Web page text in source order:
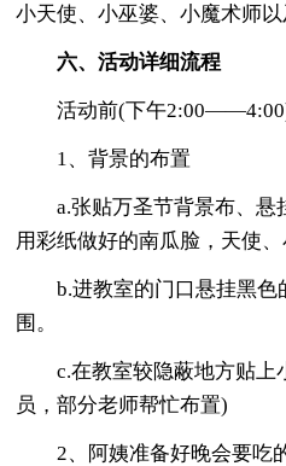
小天使、小巫婆、小魔术师以
六、活动详细流程
活动前(下午
1、背景的布置
a.张贴万圣节背景布、悬
用彩纸做好的南瓜脸，天使、
b.进教室的门口悬挂黑色
围。
c.在教室较隐蔽地方贴上
员，部分老师帮忙布置)
2、阿姨准备好晚会要吃